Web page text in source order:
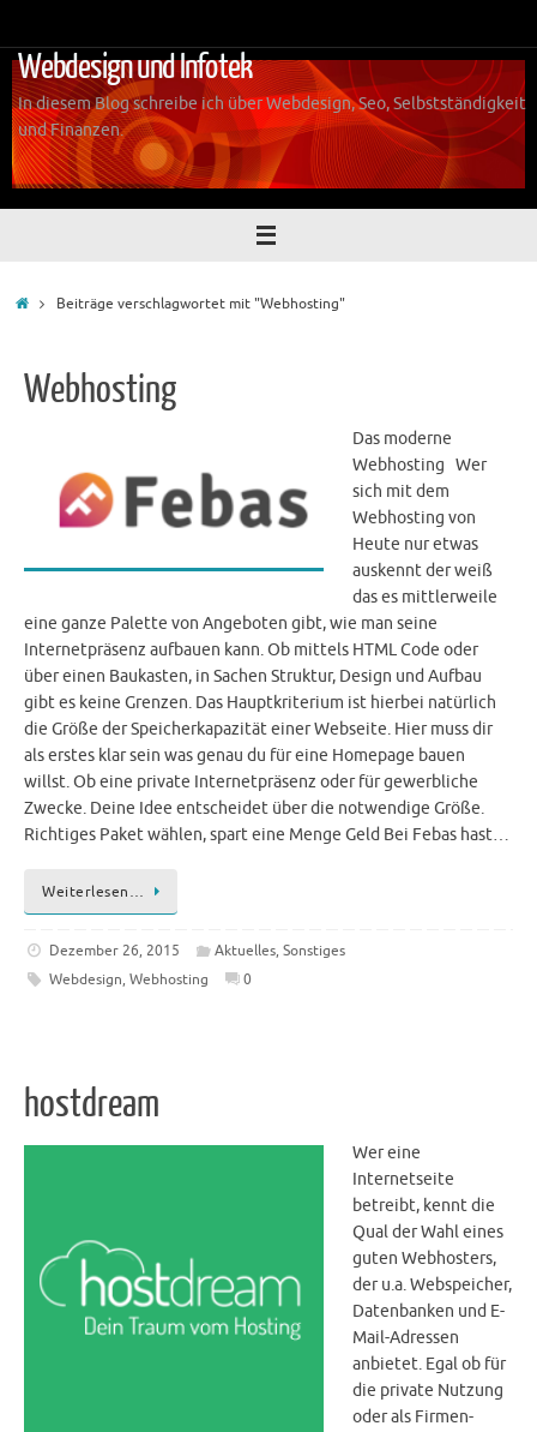
springen
Webdesign und Infotek
In diesem Blog schreibe ich über Webdesign, Seo, Selbstständigkeit
und Finanzen.
StartBeiträge verschlagwortet mit "Webhosting"
Webhosting
Das moderne
Webhosting Wer
sich mit dem
Webhosting von
Heute nur etwas
auskennt der weiß
das es mittlerweile
eine ganze Palette von Angeboten gibt, wie man seine
Internetpräsenz aufbauen kann. Ob mittels HTML Code oder
über einen Baukasten, in Sachen Struktur, Design und Aufbau
gibt es keine Grenzen. Das Hauptkriterium ist hierbei natürlich
die Größe der Speicherkapazität einer Webseite. Hier muss dir
als erstes klar sein was genau du für eine Homepage bauen
willst. Ob eine private Internetpräsenz oder für gewerbliche
Zwecke. Deine Idee entscheidet über die notwendige Größe.
Richtiges Paket wählen, spart eine Menge Geld Bei Febas hast…
Weiterlesen…
Dezember 26, 2015 Aktuelles,Sonstiges
Webdesign, Webhosting 0
hostdream
Wer eine
Internetseite
betreibt, kennt die
Qual der Wahl eines
guten Webhosters,
der u.a. Webspeicher,
Datenbanken und E-
Mail-Adressen
anbietet. Egal ob für
die private Nutzung
oder als Firmen-